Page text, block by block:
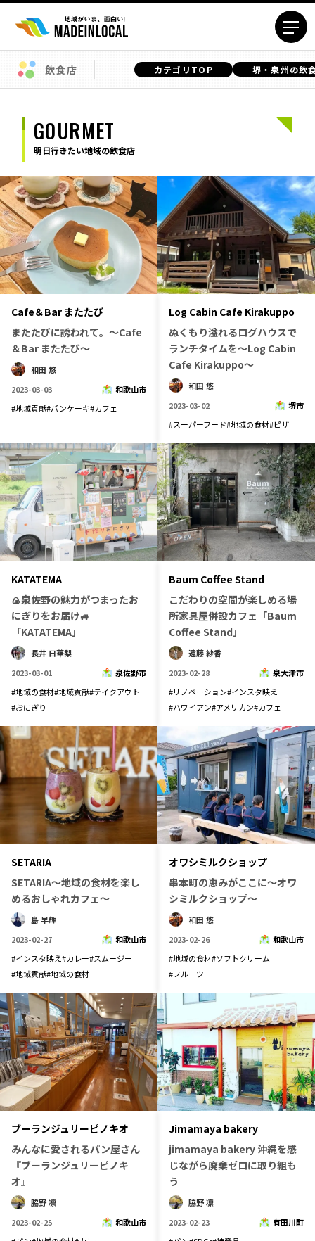
エリアから探す
岩手エリア
秋田エリア
福島エリア
茨城エリア
栃木エリア
群馬エリア
埼玉エリア
千葉エリア
東京23区エリア
多摩エリア
神奈川エリア
新潟エリア
富山エリア
石川エリア
福井エリア
山梨エリア
長野エリア
岐阜エリア
静岡エリア
愛知エリア
三重エリア
滋賀エリア
堺・泉州エリア
河内エリア
兵庫エリア
奈良エリア
和歌山エリア
鳥取エリア
島根エリア
岡山エリア
広島エリア
山口エリア
徳島エリア
香川エリア
愛媛エリア
高知エリア
福岡エリア
佐賀エリア
長崎エリア
熊本エリア
大分エリア
宮崎エリア
鹿児島エリア
沖縄エリア
特集コンテンツ
地域を代表する 企業100選
プレスリリース
行政連携記事
MILCプロジェクト
選出企業特別対談
Localist
SDGsの先駆者
イベント
飲食店
地域豆知識
ニッポンの百選大全集
Sporkle
「人」から探す
記事ライター アンバサダー
お問い合わせ 会社概要
飲食店 カテゴリTOP 堺・泉州の飲
GOURMET
明日行きたい地域の飲食店
Cafe＆Bar またたび
またたびに誘われて。～Cafe
＆Bar またたび～
和田 悠
2023-03-03
和歌山市
#地域貢献#パンケーキ#カフェ
Log Cabin Cafe Kirakuppo
ぬくもり溢れるログハウスで
ランチタイムを～Log Cabin
Cafe Kirakuppo～
和田 悠
2023-03-02
堺市
#スーパーフード#地域の食材#ピザ
KATATEMA
🍙泉佐野の魅力がつまったお
にぎりをお届け🚙
「KATATEMA」
長井 日華梨
2023-03-01
泉佐野市
#地域の食材#地域貢献#テイクアウト
#おにぎり
Baum Coffee Stand
こだわりの空間が楽しめる場
所家具屋併設カフェ「Baum
Coffee Stand」
遠藤 紗香
2023-02-28
泉大津市
#リノベーション#インスタ映え
#ハワイアン#アメリカン#カフェ
SETARIA
SETARIA～地域の食材を楽し
めるおしゃれカフェ～
島 早輝
2023-02-27
和歌山市
#インスタ映え#カレー#スムージー
#地域貢献#地域の食材
オワシミルクショップ
串本町の恵みがここに～オワ
シミルクショップ～
和田 悠
2023-02-26
和歌山市
#地域の食材#ソフトクリーム
#フルーツ
ブーランジュリーピノキオ
みんなに愛されるパン屋さん
『ブーランジュリーピノキ
オ』
脇野 凛
2023-02-25
和歌山市
Jimamaya bakery
jimamaya bakery 沖縄を感
じながら廃棄ゼロに取り組も
う
脇野 凛
2023-02-23
有田川町